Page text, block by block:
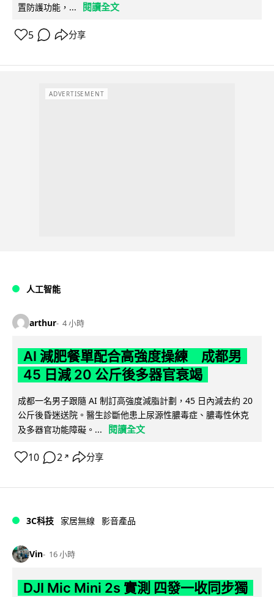
置防護功能，...
閱讀全文
5 分享
ADVERTISEMENT
人工智能
arthur 4 小時
AI 減肥餐單配合高強度操練 成都男
45 日減 20 公斤後多器官衰竭
成都一名男子跟隨 AI 制訂高強度減脂計劃，45 日內減去約 20
公斤後昏迷送院。醫生診斷他患上尿源性膿毒症、膿毒性休克
及多器官功能障礙。...
閱讀全文
10 2 ↗ 分享
3C科技 家居無線 影音產品
Vin 16 小時
DJI Mic Mini 2s 實測 四發一收同步獨